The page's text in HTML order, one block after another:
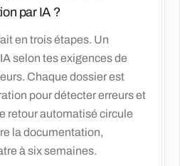
par IA ?
en trois étapes. Un
selon tes exigences de
Chaque dossier est
pour détecter erreurs et
retour automatisé circule
la documentation,
à six semaines.